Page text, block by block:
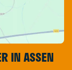
IN ASSEN